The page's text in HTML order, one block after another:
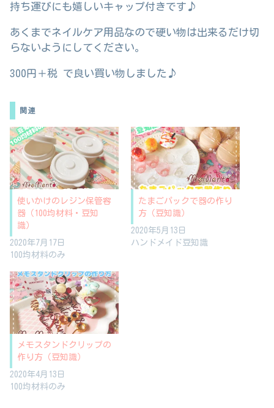
持ち運びにも嬉しいキャップ付きです♪
あくまでネイルケア用品なので硬い物は出来るだけ切
らないようにしてください。
300円＋税 で良い買い物しました♪
関連
使いかけのレジン保管容
器（100均材料・豆知
識）
2020年7月17日
100均材料のみ
たまごパックで器の作り
方（豆知識）
2020年5月13日
ハンドメイド豆知識
メモスタンドクリップの
作り方（豆知識）
2020年4月13日
100均材料のみ